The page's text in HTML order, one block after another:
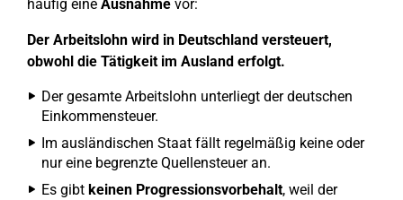
häufig eine Ausnahme vor:
Der Arbeitslohn wird in Deutschland versteuert,
obwohl die Tätigkeit im Ausland erfolgt.
Der gesamte Arbeitslohn unterliegt der deutschen
Einkommensteuer.
Im ausländischen Staat fällt regelmäßig keine oder
nur eine begrenzte Quellensteuer an.
Es gibt keinen Progressionsvorbehalt, weil der